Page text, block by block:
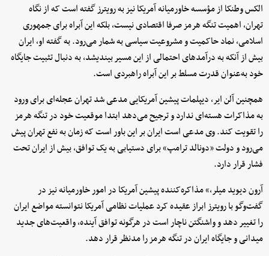
الکس وطنکا از مؤسسه خاورمیانه آمریکا نیز به رویترز گفته است که از نگاه
تهران، اهمیت تنگه هرمز صرفا اقتصادی نیست، بلکه این آبراه برای جمهوری
اسلامی، نماد حاکمیت و مشروعیت سیاسی به شمار می‌رود. به گفته او، ایران
بیش از آنکه به درآمدهای احتمالی از این مسیر بیندیشد، به دنبال تثبیت جایگاه
خود به‌عنوان قدرت مسلط بر این آبراه راهبردی است.
همچنین آلن ایر، دیپلمات پیشین آمریکایی مدعی شد تهران عجله‌ای برای ورود
به مذاکرات هسته‌ای ندارد و ترجیح می‌دهد ابتدا موقعیت خود در تنگه هرمز
را تقویت کند. وی مدعی است ایران بر این باور است که زمان به نفع تهران پیش
می‌رود و دولت «دونالد ترامپ» برای دستیابی به یک توافق، بیش از ایران تحت
فشار قرار دارد.
آرون دیوید میلر،» مذاکره‌کننده پیشین آمریکا در امور خاورمیانه نیز در
گفت‌وگو با رویترز ابراز عقیده کرد عملیات نظامی آمریکا نتوانسته مواضع ایران
را تغییر دهد و واشنگتن ناچار است در هرگونه توافق آینده، واقعیت‌های جدید
میدانی و جایگاه ایران در تنگه هرمز را مدنظر قرار دهد.